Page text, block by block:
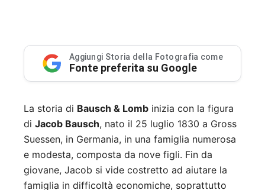
Aggiungi Storia della Fotografia come
Fonte preferita su Google
La storia di Bausch & Lomb inizia con la figura
di Jacob Bausch, nato il 25 luglio 1830 a Gross
Suessen, in Germania, in una famiglia numerosa
e modesta, composta da nove figli. Fin da
giovane, Jacob si vide costretto ad aiutare la
famiglia in difficoltà economiche, soprattutto